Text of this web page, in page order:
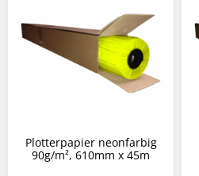
Plotterpapier neonfarbig
90g/m², 610mm x 45m